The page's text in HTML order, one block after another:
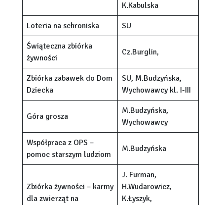
K.Kabulska
Loteria na schroniska SU
Świąteczna zbiórka
żywności
Cz.Burglin,
Zbiórka zabawek do Dom
Dziecka
SU, M.Budzyńska,
Wychowawcy kl. I-III
Góra grosza
M.Budzyńska,
Wychowawcy
Współpraca z OPS –
pomoc starszym ludziom
M.Budzyńska
Zbiórka żywności – karmy
dla zwierząt na
J. Furman,
H.Wudarowicz,
K.Łyszyk,